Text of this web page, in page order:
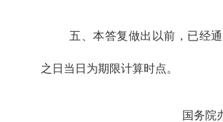
五、本答复做出以前，已经
之日当日为期限计算时点。
国务院